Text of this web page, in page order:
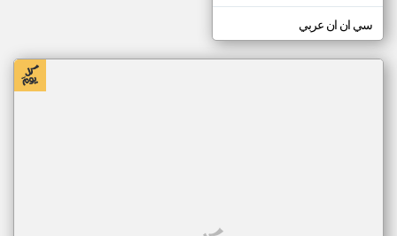
سي ان ان عربي